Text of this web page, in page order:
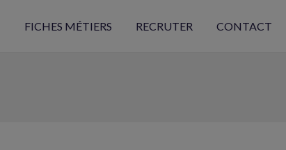
FICHES MÉTIERS RECRUTER CONTACT